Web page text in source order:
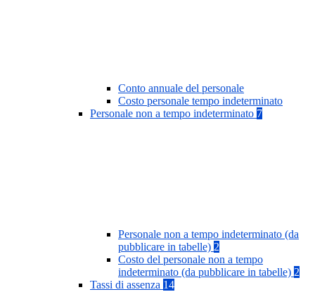
Conto annuale del personale
Costo personale tempo indeterminato
Personale non a tempo indeterminato 7
Personale non a tempo indeterminato (da
pubblicare in tabelle) 2
Costo del personale non a tempo
indeterminato (da pubblicare in tabelle) 2
Tassi di assenza 14